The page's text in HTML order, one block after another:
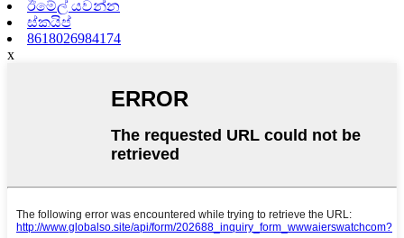
ඊමේල් යවන්න
ස්කයිප්
8618026984174
x